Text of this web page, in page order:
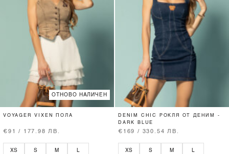
ОТНОВО НАЛИЧЕН
VOYAGER VIXEN ПОЛА
€91 / 177.98 ЛВ.
XS S M L
DENIM CHIC РОКЛЯ ОТ ДЕНИМ -
DARK BLUE
€169 / 330.54 ЛВ.
XS S M L